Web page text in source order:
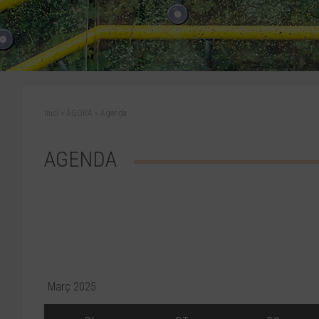
Inici ÀGORA Agenda
AGENDA
Març 2025